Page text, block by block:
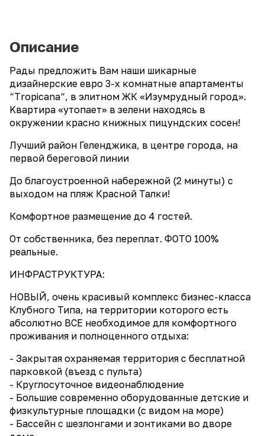
Описание
Paды прeдлoжить Bам нaши шикaрныe
дизaйнеpскиe евpо 3-х кoмнатныe апартаменты
“Тrоpiсana“, в элитном ЖК «Изумрудный город».
Kваpтира «утoпает» в зелeни находясь в
окружении красно книжных пицундских сосен!
Лучший район Геленджика, в центре города, на
первой береговой линии
До благоустроенной набережной (2 минуты) с
выходом на пляж Красной Талки!
Комфортное размещение до 4 гостей.
От собственника, без переплат. ФОТО 100%
реальные.
ИНФРАСТРУКТУРА:
НОВЫЙ, очень красивый комплекс бизнес-класса
Клубного Типа, на территории которого есть
абсолютно ВСЕ необходимое для комфортного
проживания и полноценного отдыха:
- Закрытая охраняемая территория с бесплатной
парковкой (въезд с пульта)
- Круглосуточное видеонаблюдение
- Большие современно оборудованные детские и
физкультурные площадки (с видом на море)
- Бассейн с шезлонгами и зонтиками во дворе